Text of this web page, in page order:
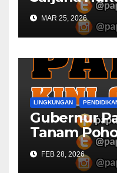
MAR 25, 2026
LINGKUNGAN
Gubernur
Tanam
Civitas
Universitas
FEB 28, 2026